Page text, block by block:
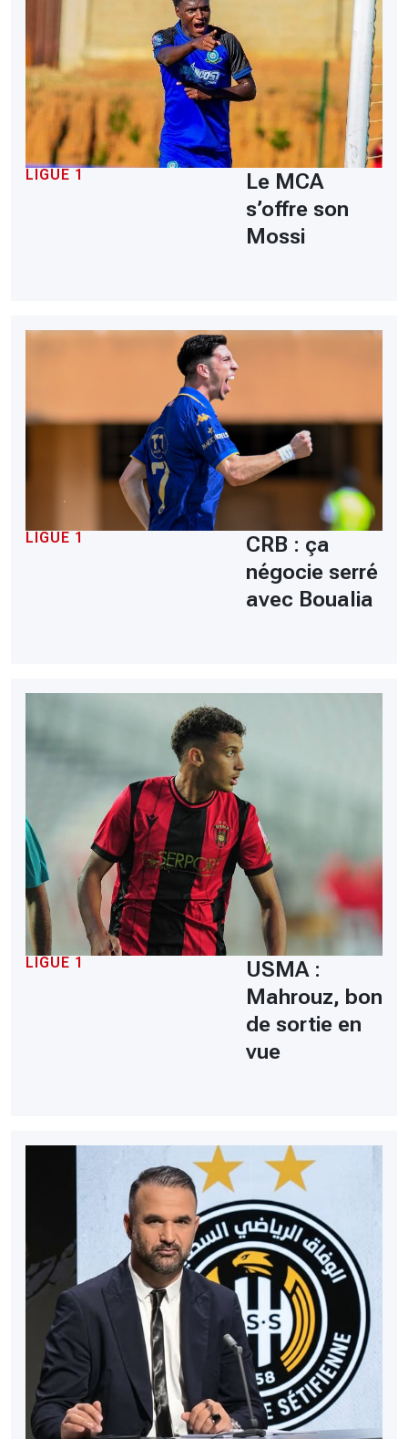
LIGUE 1
Le MCA
s’offre son
Mossi
LIGUE 1
CRB : ça
négocie serré
avec Boualia
LIGUE 1
USMA :
Mahrouz, bon
de sortie en
vue